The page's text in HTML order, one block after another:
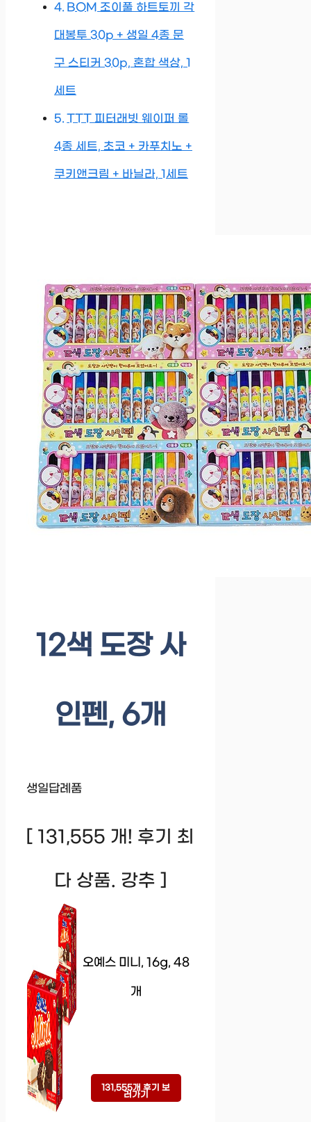
BOM 조이풀 하트토끼 각
대봉투 30p + 생일 4종 문
구 스티커 30p, 혼합 색상, 1
세트
TTT 피터래빗 웨이퍼 롤
4종 세트, 초코 + 카푸치노 +
쿠키앤크림 + 바닐라, 1세트
12색 도장 사
인펜, 6개
생일답례품
[ 131,555 개! 후기 최
다 상품. 강추 ]
오예스 미니, 16g, 48
개
131,555개 후기 보
러가기